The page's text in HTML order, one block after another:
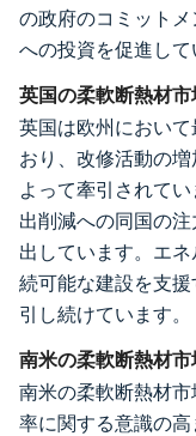
の政府のコミット
への投資を促進して
英国の柔軟断熱材市
英国は欧州におい
おり、改修活動の
よって牽引されて
出削減への同国の
出しています。エ
続可能な建設を支
引し続けています。
南米の柔軟断熱材市
南米の柔軟断熱材
率に関する意識の